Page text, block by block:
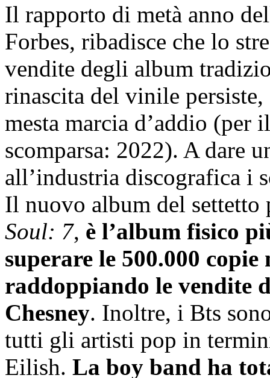
Il rapporto di metà anno
Forbes, ribadisce che lo
vendite degli album
rinascita del vinile
mesta marcia d’addio (per
scomparsa: 2022). A dare
all’industria discografica i
Il nuovo album del settetto
Soul: 7, è l’album fisico
superare le 500.000
raddoppiando le vendite
Chesney. Inoltre, i Bts
tutti gli artisti pop in
Eilish. La boy band ha